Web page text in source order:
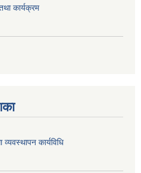
कार्यक्रम
कार्यविधि